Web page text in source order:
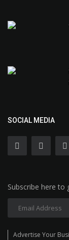
SOCIAL MEDIA
Subscribe here to
Advertise Your